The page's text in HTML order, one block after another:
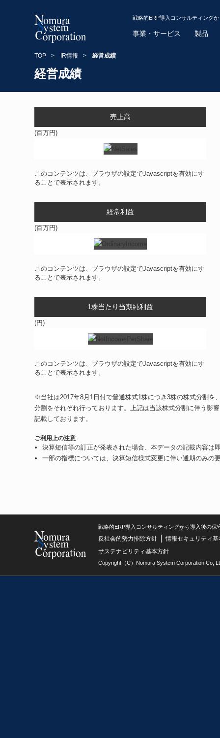
戦略的ERP導入コンサルティング
事業・サービス 製品
TOP > IR情報 > 経営成績
経営成績
売上高
(百万円)
このコンテンツは、ブラウザの設定でJavascriptを有効にす
ることで表示されます。
経常利益
(百万円)
このコンテンツは、ブラウザの設定でJavascriptを有効にす
ることで表示されます。
1株当たり当期純利益
(円)
このコンテンツは、ブラウザの設定でJavascriptを有効にす
ることで表示されます。
※当社は2017年8月1日付で普通株式1株につき3株の株式分割を
分割をそれぞれ行っております。上記は当該株式分割に伴う影
記載しております。
ご利用上の注意
決算短信等の訂正が発表された場合、本データの記載内容は
一部の指標については、決算短信様式変更に伴い通期のみの
戦略的ERP導入コンサルティングから導入後の
反社会的勢力排除方針
情報セキュリティ基
サステナビリティ基本方針
Copyright（C）Nomura System Corporation Co,